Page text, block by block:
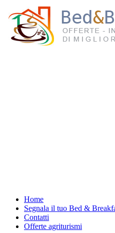
Home
Segnala il tuo Bed &
Contatti
Offerte agriturismi